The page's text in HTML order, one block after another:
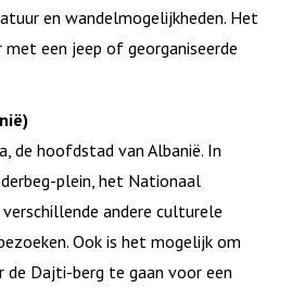
en wandelmogelijkheden. Het
met een jeep of georganiseerde
de hoofdstad van Albanië. In
plein, het Nationaal
andere culturele
Ook is het mogelijk om
de Dajti-berg te gaan voor een